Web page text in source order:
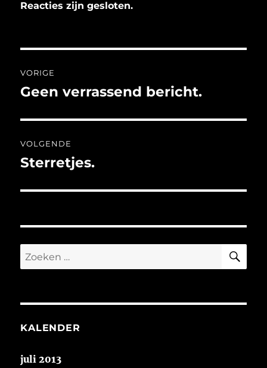
Reacties zijn gesloten.
navigatie
VORIGE
Vorig
Geen verrassend bericht.
VOLGENDE
Volgend
Sterretjes.
Zoeken
naar:
KALENDER
juli 2013